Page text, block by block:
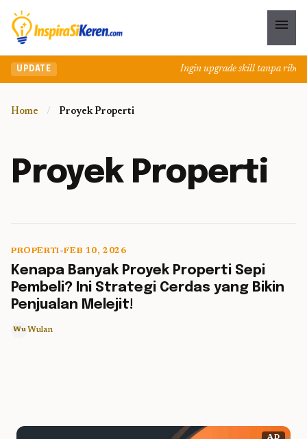
menu
UPDATE Ingin upgrade skill tanpa ribet?
Home / Proyek Properti
Proyek Properti
5 min read
PROPERTI•FEB 10, 2026
Kenapa Banyak Proyek Properti Sepi
Pembeli? Ini Strategi Cerdas yang Bikin
Penjualan Melejit!
Wu Wulan
AD